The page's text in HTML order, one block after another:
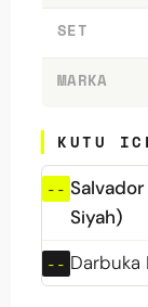
SET
MARKA
KUTU
Siyah)
Darbuka